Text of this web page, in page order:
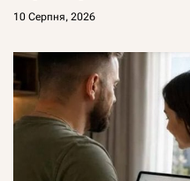
10 Серпня, 2026